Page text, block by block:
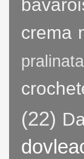
crema
pralinata
(22)